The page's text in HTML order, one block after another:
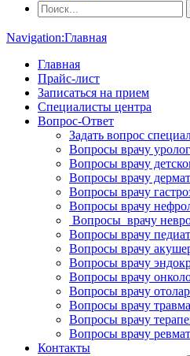
Navigation:Главная
Главная
Прайс-лист
Записаться на прием
Специалисты центра
Вопрос-Ответ
Задать вопрос
Вопросы врачу
Вопросы врачу
Вопросы врачу
Вопросы врачу
Вопросы врачу
Вопросы врачу
Вопросы врачу
Вопросы врачу
Вопросы врачу
Вопросы врачу
Вопросы врачу
Вопросы врачу
Вопросы врачу
Вопросы врачу
Контакты